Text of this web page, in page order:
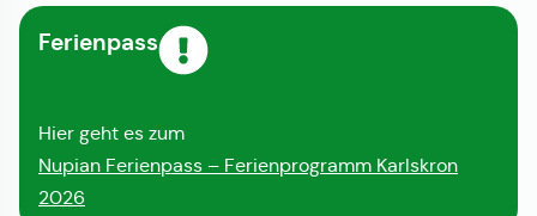
Ferienpass
Hier geht es zum
Nupian Ferienpass – Ferienprogramm Karlskron
2026